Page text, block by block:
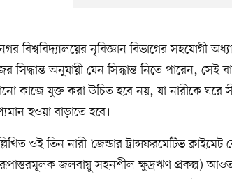
বিশ্ববিদ্যালয়ের নৃবিজ্ঞান বিভাগের সহযোগী
সিদ্ধান্ত অনুযায়ী যেন সিদ্ধান্ত নিতে পারেন, সেই
কাজে যুক্ত করা উচিত হবে নয়, যা নারীকে ঘরে
হওয়া বাড়াতে হবে।
ওই তিন নারী ‘জেন্ডার ট্রান্সফরমেটিভ ক্লাইমেট
রূপান্তরমূলক জলবায়ু সহনশীল ক্ষুদ্রঋণ প্রকল্প)